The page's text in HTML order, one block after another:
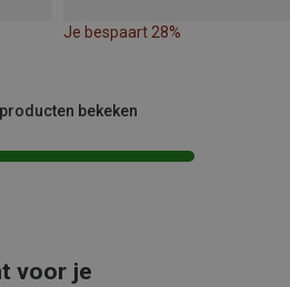
Je bespaart 28%
bekeken
voor je